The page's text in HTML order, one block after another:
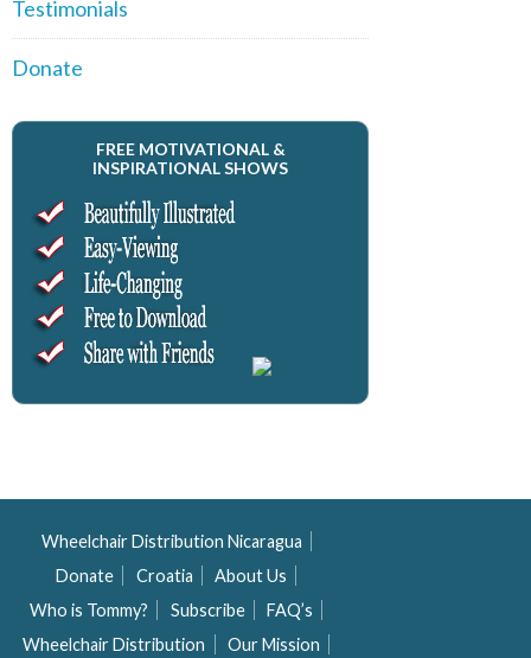
Testimonials
Donate
FREE MOTIVATIONAL &
INSPIRATIONAL SHOWS
Wheelchair Distribution Nicaragua
Donate
Croatia
About Us
Who is Tommy?
Subscribe
FAQ’s
Wheelchair Distribution
Our Mission